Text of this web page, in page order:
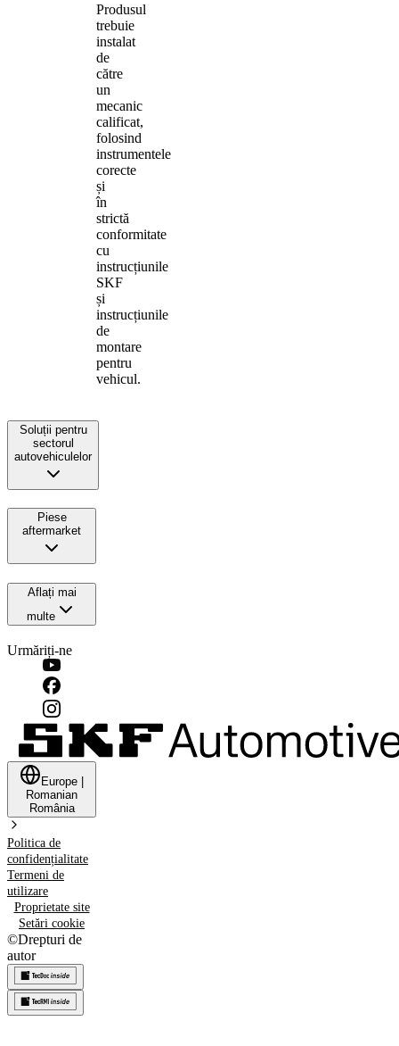
Produsul
trebuie
instalat
de
către
un
mecanic
calificat,
folosind
instrumentele
corecte
și
în
strictă
conformitate
cu
instrucțiunile
SKF
și
instrucțiunile
de
montare
pentru
vehicul.
Soluții pentru
sectorul
autovehiculelor
Piese
aftermarket
Aflați mai
multe
Urmăriți-ne
Europe
Romanian
România
Politica de
confidențialitate
Termeni de
utilizare
Proprietate site
Setări cookie
©Drepturi de
autor